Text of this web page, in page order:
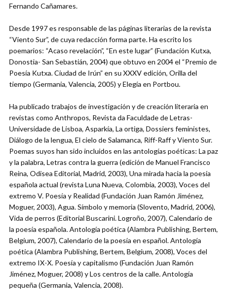
Fernando Cañamares.
Desde 1997 es responsable de las páginas literarias de la revista
“Viento Sur”, de cuya redacción forma parte. Ha escrito los
poemarios: “Acaso revelación”, “En este lugar” (Fundación Kutxa,
Donostia- San Sebastián, 2004) que obtuvo en 2004 el “Premio de
Poesía Kutxa. Ciudad de Irún” en su XXXV edición, Orilla del
tiempo (Germania, Valencia, 2005) y Elegía en Portbou.
Ha publicado trabajos de investigación y de creación literaria en
revistas como Anthropos, Revista da Faculdade de Letras-
Universidade de Lisboa, Asparkía, La ortiga, Dossiers feministes,
Diálogo de la lengua, El cielo de Salamanca, Riff-Raff y Viento Sur.
Poemas suyos han sido incluidos en las antologías poéticas: La paz
y la palabra, Letras contra la guerra (edición de Manuel Francisco
Reina, Odisea Editorial, Madrid, 2003), Una mirada hacia la poesía
española actual (revista Luna Nueva, Colombia, 2003), Voces del
extremo V. Poesía y Realidad (Fundación Juan Ramón Jiménez,
Moguer, 2003), Agua. Símbolo y memoria (Slovento, Madrid, 2006),
Vida de perros (Editorial Buscarini. Logroño, 2007), Calendario de
la poesía española. Antología poética (Alambra Publishing, Bertem,
Belgium, 2007), Calendario de la poesía en español. Antología
poética (Alambra Publishing, Bertem, Belgium, 2008), Voces del
extremo IX-X. Poesía y capitalismo (Fundación Juan Ramón
Jiménez, Moguer, 2008) y Los centros de la calle. Antología
pequeña (Germania, Valencia, 2008).